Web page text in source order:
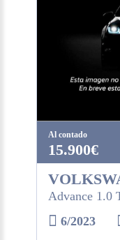
Al contado
15.900€
Advance 1.0
6/2023